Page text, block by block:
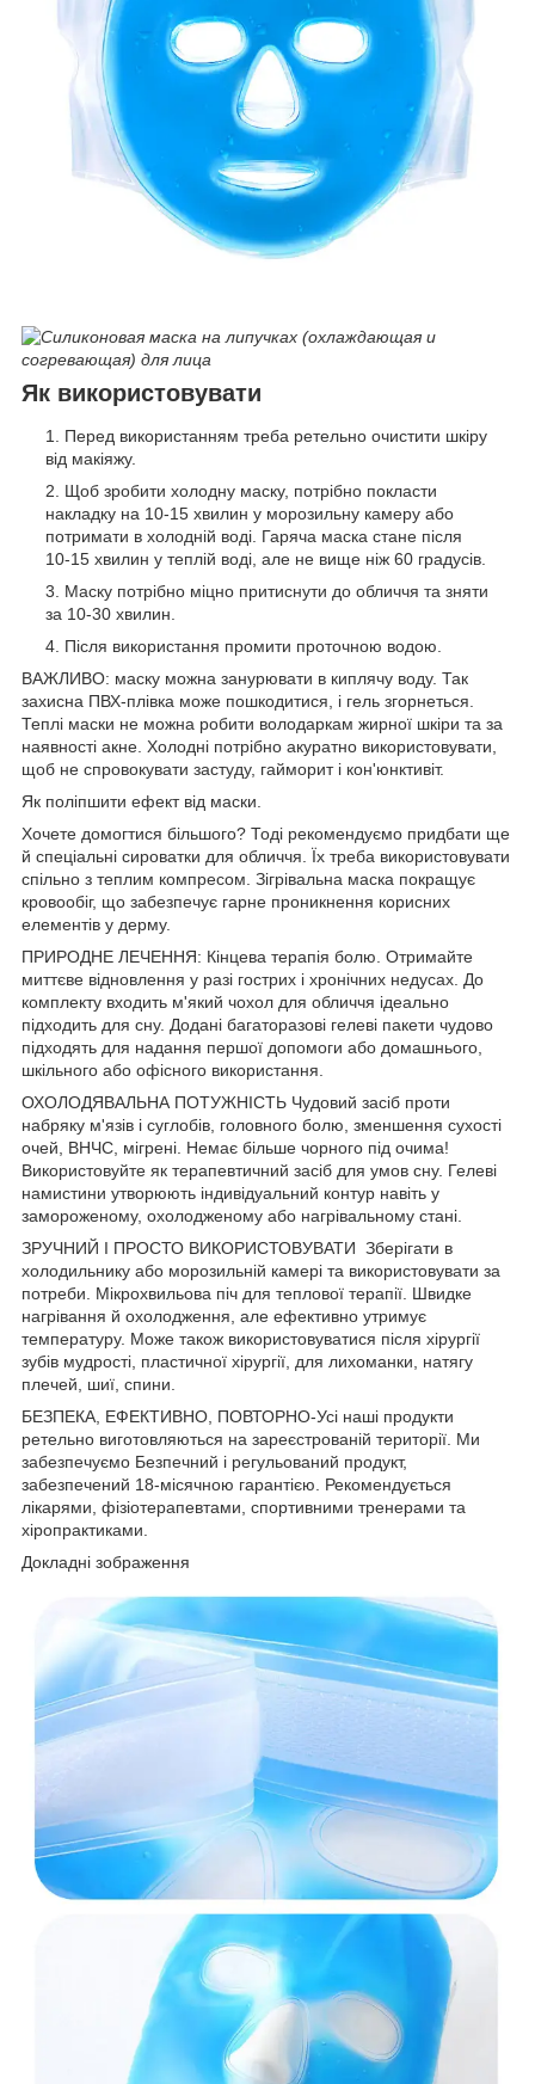
Як використовувати
Перед використанням треба ретельно очистити шкіру
від макіяжу.
Щоб зробити холодну маску, потрібно покласти
накладку на 10-15 хвилин у морозильну камеру або
потримати в холодній воді. Гаряча маска стане після
10-15 хвилин у теплій воді, але не вище ніж 60 градусів.
Маску потрібно міцно притиснути до обличчя та зняти
за 10-30 хвилин.
Після використання промити проточною водою.
ВАЖЛИВО: маску можна занурювати в киплячу воду. Так
захисна ПВХ-плівка може пошкодитися, і гель згорнеться.
Теплі маски не можна робити володаркам жирної шкіри та за
наявності акне. Холодні потрібно акуратно використовувати,
щоб не спровокувати застуду, гайморит і кон'юнктивіт.
Як поліпшити ефект від маски.
Хочете домогтися більшого? Тоді рекомендуємо придбати ще
й спеціальні сироватки для обличчя. Їх треба використовувати
спільно з теплим компресом. Зігрівальна маска покращує
кровообіг, що забезпечує гарне проникнення корисних
елементів у дерму.
ПРИРОДНЕ ЛЕЧЕННЯ: Кінцева терапія болю. Отримайте
миттєве відновлення у разі гострих і хронічних недусах. До
комплекту входить м'який чохол для обличчя ідеально
підходить для сну. Додані багаторазові гелеві пакети чудово
підходять для надання першої допомоги або домашнього,
шкільного або офісного використання.
ОХОЛОДЯВАЛЬНА ПОТУЖНІСТЬ Чудовий засіб проти
набряку м'язів і суглобів, головного болю, зменшення сухості
очей, ВНЧС, мігрені. Немає більше чорного під очима!
Використовуйте як терапевтичний засіб для умов сну. Гелеві
намистини утворюють індивідуальний контур навіть у
замороженому, охолодженому або нагрівальному стані.
ЗРУЧНИЙ І ПРОСТО ВИКОРИСТОВУВАТИ Зберігати в
холодильнику або морозильній камері та використовувати за
потреби. Мікрохвильова піч для теплової терапії. Швидке
нагрівання й охолодження, але ефективно утримує
температуру. Може також використовуватися після хірургії
зубів мудрості, пластичної хірургії, для лихоманки, натягу
плечей, шиї, спини.
БЕЗПЕКА, ЕФЕКТИВНО, ПОВТОРНО-Усі наші продукти
ретельно виготовляються на зареєстрованій території. Ми
забезпечуємо Безпечний і регульований продукт,
забезпечений 18-місячною гарантією. Рекомендується
лікарями, фізіотерапевтами, спортивними тренерами та
хіропрактиками.
Докладні зображення